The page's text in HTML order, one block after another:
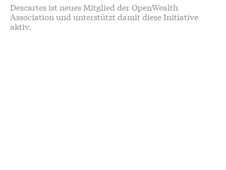
Descartes ist neues Mitglied der OpenWealth
Association und unterstützt damit diese Initiative
aktiv.